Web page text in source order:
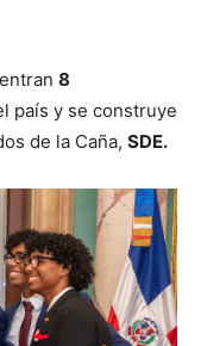
8
país y se construye
de la Caña, SDE.